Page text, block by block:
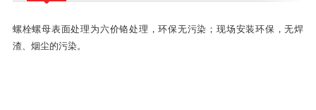
螺栓螺母表面处理为六价铬处理，环保无污染；现场安装环保，无焊
渣、烟尘的污染。